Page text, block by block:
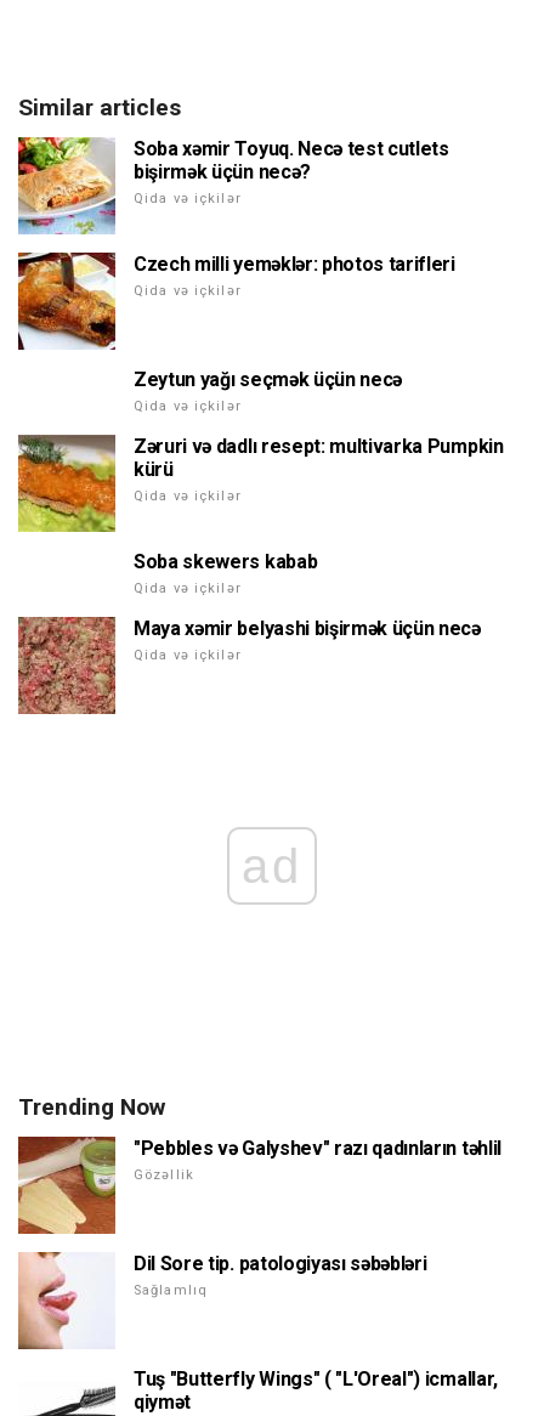
Similar articles
Soba xəmir Toyuq. Necə test cutlets
bişirmək üçün necə?
Qida və içkilər
Czech milli yeməklər: photos tarifleri
Qida və içkilər
Zeytun yağı seçmək üçün necə
Qida və içkilər
Zəruri və dadlı resept: multivarka Pumpkin
kürü
Qida və içkilər
Soba skewers kabab
Qida və içkilər
Maya xəmir belyashi bişirmək üçün necə
Qida və içkilər
ad
Trending Now
"Pebbles və Galyshev" razı qadınların təhlil
Gözəllik
Dil Sore tip. patologiyası səbəbləri
Sağlamlıq
Tuş "Butterfly Wings" ( "L'Oreal") icmallar,
qiymət